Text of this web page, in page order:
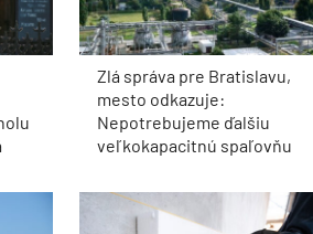
Zlá správa pre Bratislavu,
mesto odkazuje:
Nepotrebujeme ďalšiu
veľkokapacitnú spaľovňu